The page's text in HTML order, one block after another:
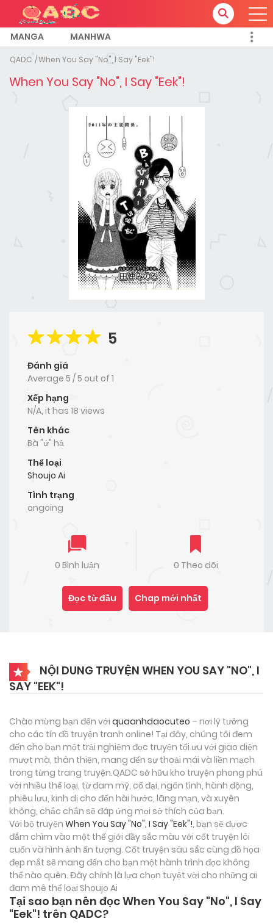
MANGA MANHWA
QADC When You Say "No", I Say "Eek"!
When You Say "No", I Say "Eek"!
5
Đánh giá
Average 5 /5 out of 1
Xếp hạng
N/A, it has 18 views
Tên khác
Bà "ứ" hả
Thể loại
Shoujo Ai
Tình trạng
ongoing
0 Bình luận 0 Theo dõi
Đọc từ đầu Chap mới nhất
NỘI DUNG TRUYỆN WHEN YOU SAY "NO", I
SAY "EEK"!
Chào mừng bạn đến với quaanhdaocuteo – nơi lý tưởng
cho các tín đồ truyện tranh online! Tại đây, chúng tôi đem
đến cho bạn một trải nghiệm đọc truyện tối ưu với giao diện
mượt mà, thân thiện, mang đến sự thoải mái và liền mạch
trong từng trang truyện.QADC sở hữu kho truyện phong phú
với nhiều thể loại, từ đam mỹ, cổ đại, ngôn tình, hành động,
phiêu lưu, kinh dị cho đến hài hước, lãng mạn, và xuyên
không, chắc chắn sẽ đáp ứng mọi sở thích của bạn.
Với bộ truyện When You Say "No", I Say "Eek"!, bạn sẽ được
đắm chìm vào một thế giới đầy sắc màu với cốt truyện lôi
cuốn và hình ảnh ấn tượng. Cốt truyện sâu sắc cùng đồ họa
đẹp mắt sẽ mang đến cho bạn một hành trình đọc không
thể nào quên. Đây chính là lựa chọn tuyệt vời cho những ai
đam mê thể loại Shoujo Ai
Tại sao bạn nên đọc When You Say "No", I Say
"Eek"! trên QADC?